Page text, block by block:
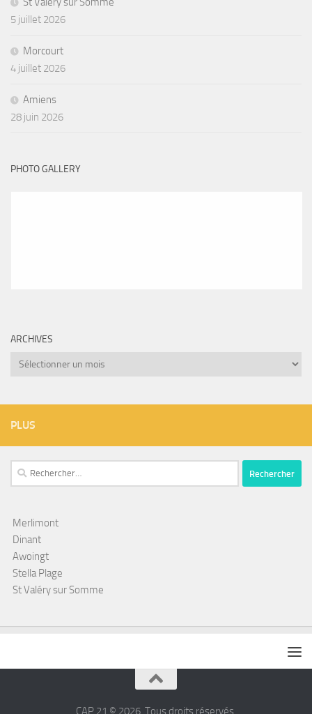
5 juillet 2026
Morcourt
4 juillet 2026
Amiens
28 juin 2026
PHOTO GALLERY
ARCHIVES
Archives
PLUS
Rechercher :
Merlimont
Dinant
Awoingt
Stella Plage
St Valéry sur Somme
CAP 21 © 2026. Tous droits réservés.